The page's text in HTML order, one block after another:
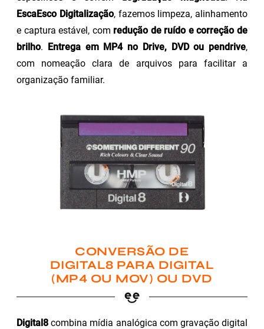
EscaEsco Digitalização, fazemos limpeza, alinhamento
e captura estável, com redução de ruído e correção de
brilho. Entrega em MP4 no Drive, DVD ou pendrive,
com nomeação clara de arquivos para facilitar a
organização familiar.
CONVERSÃO DE
DIGITAL8 PARA DIGITAL
(MP4 OU MOV) OU DVD
Digital8 combina mídia analógica com gravação digital